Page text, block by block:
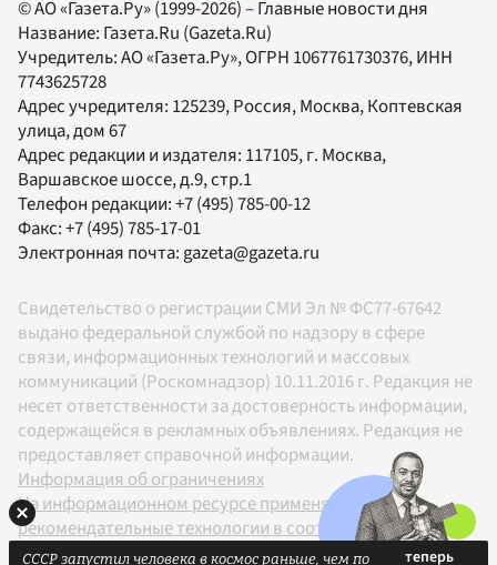
© АО «Газета.Ру» (1999-2026) – Главные новости дня
Название: Газета.Ru (Gazeta.Ru)
Учредитель:АО «Газета.Ру», ОГРН 1067761730376, ИНН
7743625728
Адрес учредителя: 125239, Россия, Москва, Коптевская
улица, дом 67
Адрес редакции и издателя: 117105, г. Москва,
Варшавское шоссе, д.9, стр.1
Телефон редакции:+7 (495) 785-00-12
Факс:+7 (495) 785-17-01
Электронная почта: gazeta@gazeta.ru
Свидетельство о регистрации СМИ Эл № ФС77-67642
выдано федеральной службой по надзору в сфере
связи, информационных технологий и массовых
коммуникаций (Роскомнадзор) 10.11.2016 г. Редакция не
несет ответственности за достоверность информации,
содержащейся в рекламных объявлениях. Редакция не
предоставляет справочной информации.
Информация об ограничениях
На информационном ресурсе применяются
рекомендательные технологии в соответствии с
Правилами
СССР запустил человека в космос раньше, чем по